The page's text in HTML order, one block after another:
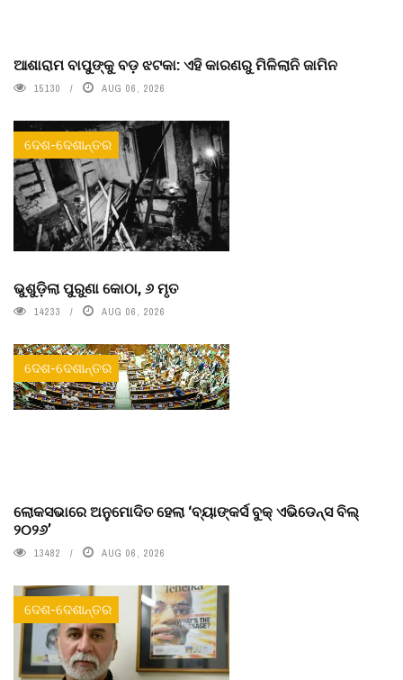
ଆଶାରାମ ବାପୁଙ୍କୁ ବଡ଼ ଝଟକା: ଏହି କାରଣରୁ ମିଳିଲାନି ଜାମିନ
15130 AUG 06, 2026
ଦେଶ-ଦେଶାନ୍ତର
ଭୁଶୁଡ଼ିଲା ପୁରୁଣା କୋଠା, ୬ ମୃତ
14233 AUG 06, 2026
ଦେଶ-ଦେଶାନ୍ତର
ଲୋକସଭାରେ ଅନୁମୋଦିତ ହେଲା ‘ବ୍ୟାଙ୍କର୍ସ ବୁକ୍ ଏଭିଡେନ୍ସ ବିଲ୍
୨୦୨୬’
13482 AUG 06, 2026
ଦେଶ-ଦେଶାନ୍ତର